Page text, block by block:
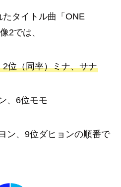
タイトル曲「ONE
2では、
位（同率）ミナ、サナ
、6位モモ
ン、9位ダヒョンの順番で